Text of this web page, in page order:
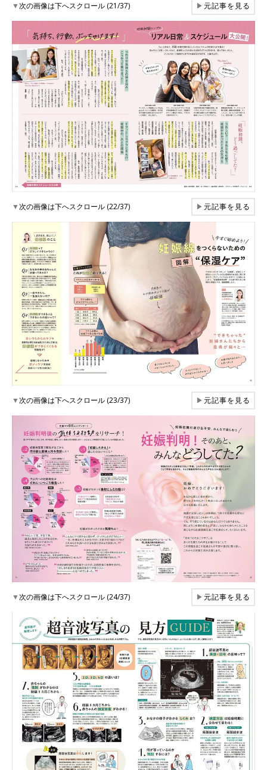
▼次の画像は下へスクロール (21/37) ▶元記事を見る
▼次の画像は下へスクロール (22/37) ▶元記事を見る
▼次の画像は下へスクロール (23/37) ▶元記事を見る
▼次の画像は下へスクロール (24/37) ▶元記事を見る